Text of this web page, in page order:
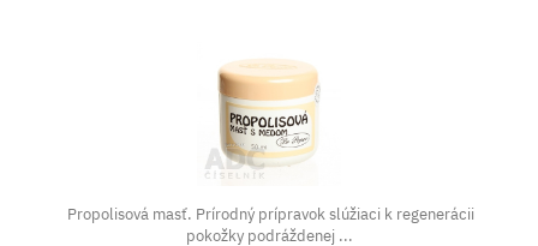
Propolisová masť. Prírodný prípravok slúžiaci k regenerácii
pokožky podráždenej ...